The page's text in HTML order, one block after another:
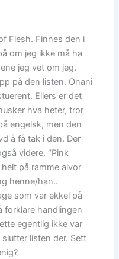
Flesh. Finnes den i
om jeg ikke må ha
jeg vet om jeg.
på den listen. Onani
Ellers er det
hva heter, tror
engelsk, men den
å få tak i den. Der
videre. “Pink
på ramme alvor
henne/han..
som var ekkel på
forklare handlingen
egentlig ikke var
listen der. Sett